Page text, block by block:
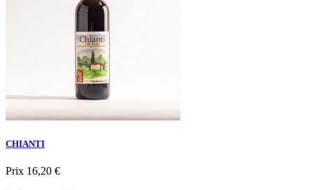
CHIANTI
Prix 16,20 €